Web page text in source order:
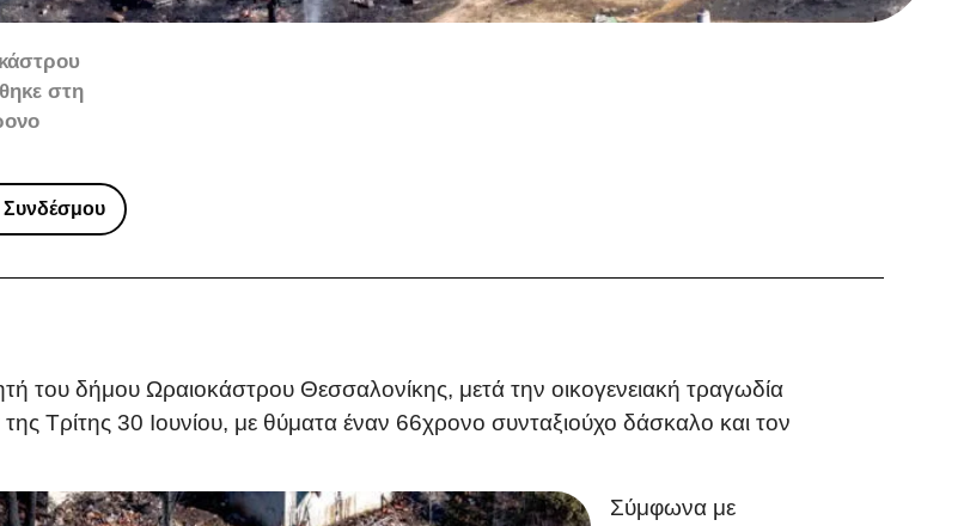
στη
Συνδέσμου
του δήμου Ωραιοκάστρου Θεσσαλονίκης, μετά την οικογενειακή τραγωδία
Τρίτης 30 Ιουνίου, με θύματα έναν 66χρονο συνταξιούχο δάσκαλο και τον
Σύμφωνα με